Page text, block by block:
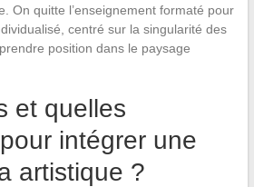
On quitte l’enseignement formaté pour
centré sur la singularité des
position dans le paysage
et quelles
intégrer une
artistique ?